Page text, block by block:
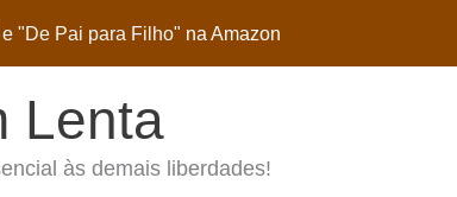
e "De Pai para Filho" na Amazon
Lenta
às demais liberdades!